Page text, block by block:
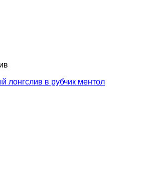
лонгслив в рубчик ментол